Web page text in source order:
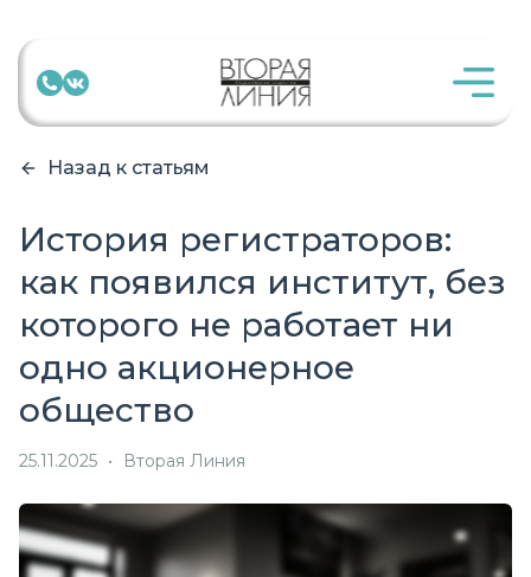
Назад к статьям
История регистраторов:
как появился институт, без
которого не работает ни
одно акционерное
общество
25.11.2025 • Вторая Линия